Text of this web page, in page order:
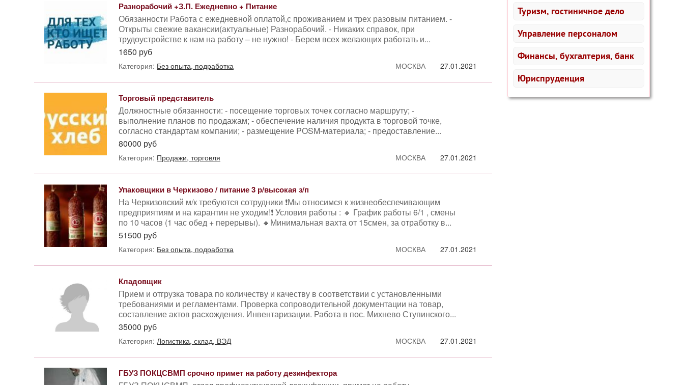
Туризм, гостиничное дело
Управление персоналом
Финансы, бухгалтерия, банк
Юриспруденция
Разнорабочий +З.П. Ежедневно + Питание
Обязанности Работа с ежедневной оплатой,с проживанием и трех разовым питанием. -
Открыты свежие вакансии(актуальные) Разнорабочий. - Никаких справок, при
трудоустройстве к нам на работу – не нужно! - Берем всех желающих работать и...
1650 руб
Категория: Без опыта, подработка МОСКВА 27.01.2021
Торговый представитель
Должностные обязанности: - посещение торговых точек согласно маршруту; -
выполнение планов по продажам; - обеспечение наличия продукта в торговой точке,
согласно стандартам компании; - размещение POSM-материала; - предоставление...
80000 руб
Категория: Продажи, торговля МОСКВА 27.01.2021
Упаковщики в Черкизово / питание 3 р/высокая з/п
На Черкизовский м/к требуются сотрудники ❗Мы относимся к жизнеобеспечивающим
предприятиям и на карантин не уходим!❗ Условия работы : 🔸 График работы 6/1 , смены
по 10 часов (1 час обед + перерывы). 🔸Минимальная вахта от 15смен, за отработку в...
51500 руб
Категория: Без опыта, подработка МОСКВА 27.01.2021
Кладовщик
Прием и отгрузка товара по количеству и качеству в соответствии с установленными
требованиями и регламентами. Проверка сопроводительной документации на товар,
составление актов расхождения. Инвентаризации. Работа в пос. Михнево Ступинского...
35000 руб
Категория: Логистика, склад, ВЭД МОСКВА 27.01.2021
ГБУЗ ПОКЦСВМП срочно примет на работу дезинфектора